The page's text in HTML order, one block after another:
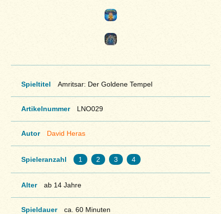
Spieltitel Amritsar: Der Goldene Tempel
Artikelnummer LNO029
Autor David Heras
Spieleranzahl 1 2 3 4
Alter ab 14 Jahre
Spieldauer ca. 60 Minuten